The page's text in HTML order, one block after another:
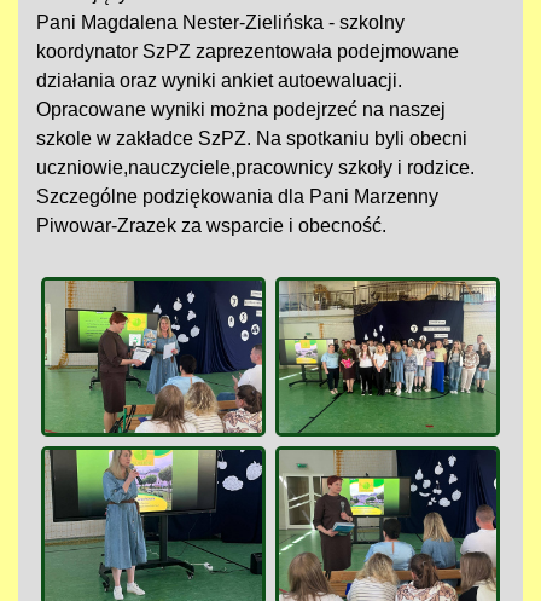
Pani Magdalena Nester-Zielińska - szkolny
koordynator SzPZ zaprezentowała podejmowane
działania oraz wyniki ankiet autoewaluacji.
Opracowane wyniki można podejrzeć na naszej
szkole w zakładce SzPZ. Na spotkaniu byli obecni
uczniowie,nauczyciele,pracownicy szkoły i rodzice.
Szczególne podziękowania dla Pani Marzenny
Piwowar-Zrazek za wsparcie i obecność.